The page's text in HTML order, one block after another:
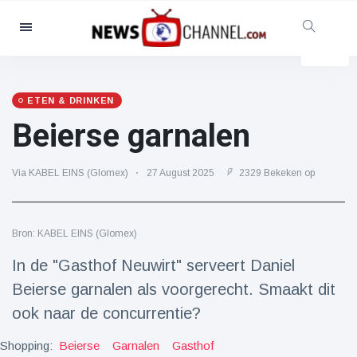
Categorieën
Maatschappelijk & Leuk
Bioscoop & TV
(81)
Beroemdheden
(13938)
Mode & Schoonheid
(122)
Auto's & Motor
Eten & drinken
(79)
Gaming
(160)
Levensstijl
(121)
Gezondheid & Fitness
(73)
ETEN & DRINKEN
Beierse garnalen
Via KABEL EINS (Glomex) 27 August 2025 2329 Bekeken op
Bron: KABEL EINS (Glomex)
In de "Gasthof Neuwirt" serveert Daniel
Beierse garnalen als voorgerecht. Smaakt dit
ook naar de concurrentie?
Shopping: Beierse Garnalen Gasthof